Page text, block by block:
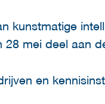
kunstmatige
mei deel aan
en